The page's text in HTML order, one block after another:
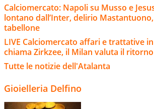
Calciomercato: Napoli su Musso e
lontano dall’Inter, delirio
tabellone
LIVE Calciomercato affari e trattative
chiama Zirkzee, il Milan valuta il
Tutte le notizie dell'Atalanta
Gioielleria Delfino